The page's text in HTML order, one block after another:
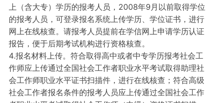
上（含大专）学历的报考人员，2008年9月以前取得学位
的报考人员，可登录报名系统上传学历、学位证书，进行
网上在线核查。请报考人员提前在学信网上申请学历认证
报告，便于后期考试机构进行资格核查。
4.报名材料上传。符合取得高中或者中专学历报考社会工
作师应上传通过全国社会工作者职业水平考试取得助理社
会工作师职业水平证书扫描件，进行在线核查；符合高级
社会工作者报名条件的报考人员应上传通过全国社会工作